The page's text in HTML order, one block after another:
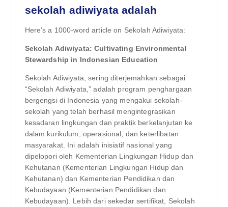
sekolah adiwiyata adalah
Here’s a 1000-word article on Sekolah Adiwiyata:
Sekolah Adiwiyata: Cultivating Environmental
Stewardship in Indonesian Education
Sekolah Adiwiyata, sering diterjemahkan sebagai
“Sekolah Adiwiyata,” adalah program penghargaan
bergengsi di Indonesia yang mengakui sekolah-
sekolah yang telah berhasil mengintegrasikan
kesadaran lingkungan dan praktik berkelanjutan ke
dalam kurikulum, operasional, dan keterlibatan
masyarakat. Ini adalah inisiatif nasional yang
dipelopori oleh Kementerian Lingkungan Hidup dan
Kehutanan (Kementerian Lingkungan Hidup dan
Kehutanan) dan Kementerian Pendidikan dan
Kebudayaan (Kementerian Pendidikan dan
Kebudayaan). Lebih dari sekedar sertifikat, Sekolah